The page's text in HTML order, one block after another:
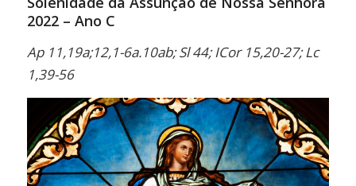
2022 – Ano C
Ap 11,19a;12,1-6a.10ab; Sl 44; ICor 15,20-27; Lc
1,39-56